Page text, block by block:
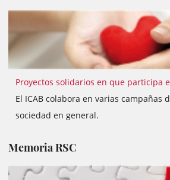
Proyectos solidarios en que participa
El ICAB colabora en varias campañas
sociedad en general.
Memoria RSC